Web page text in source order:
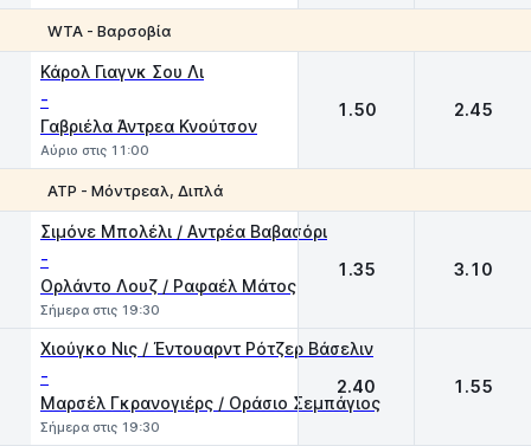
WTA - Βαρσοβία
Κάρολ Γιαγνκ Σου Λι
-
Γαβριέλα Άντρεα Κνούτσον
Αύριο στις 11:00
1.50 2.45
ATP - Μόντρεαλ, Διπλά
Σιμόνε Μπολέλι / Aντρέα Βαβασόρι
-
Ορλάντο Λουζ / Ραφαέλ Μάτος
Σήμερα στις 19:30
1.35 3.10
Χιούγκο Νις / Έντουαρντ Ρότζερ Βάσελιν
-
Mαρσέλ Γκρανογιέρς / Οράσιο Σεμπάγιος
Σήμερα στις 19:30
2.40 1.55